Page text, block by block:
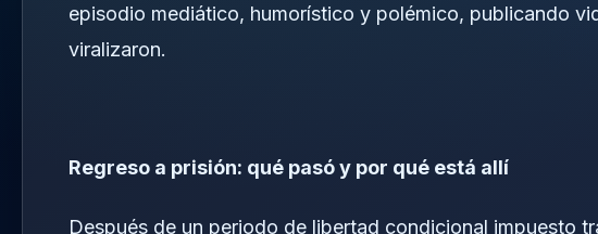
episodio mediático, humorístico y polémico, publicando
viralizaron.
Regreso a prisión: qué pasó y por qué está allí
Después de un periodo de libertad condicional impuesto